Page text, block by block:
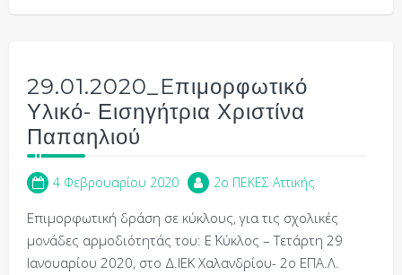
29.01.2020_Eπιμορφωτικό
Υλικό- Εισηγήτρια Χριστίνα
Παπαηλιού
4 Φεβρουαρίου 2020 2o ΠΕΚΕΣ Αττικής
Επιμορφωτική δράση σε κύκλους, για τις σχολικές
μονάδες αρμοδιότητάς του: Ε΄ Κύκλος – Τετάρτη 29
Ιανουαρίου 2020, στο Δ.ΙΕΚ Χαλανδρίου- 2ο ΕΠΑ.Λ.